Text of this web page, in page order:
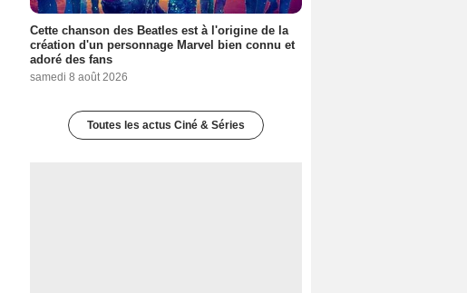
Cette chanson des Beatles est à l'origine de la
création d'un personnage Marvel bien connu et
adoré des fans
samedi 8 août 2026
Toutes les actus Ciné & Séries